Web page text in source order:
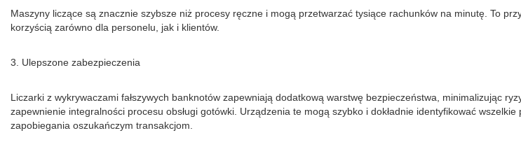
Maszyny liczące są znacznie szybsze niż procesy ręczne i mogą przetwarzać tysiące rachunków na minutę. To
korzyścią zarówno dla personelu, jak i klientów.
3. Ulepszone zabezpieczenia
Liczarki z wykrywaczami fałszywych banknotów zapewniają dodatkową warstwę bezpieczeństwa, minimalizując
zapewnienie integralności procesu obsługi gotówki. Urządzenia te mogą szybko i dokładnie identyfikować
zapobiegania oszukańczym transakcjom.